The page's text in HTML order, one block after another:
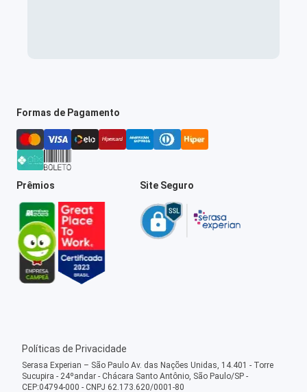
Formas de Pagamento
Prêmios Site Seguro
Políticas de Privacidade
Serasa Experian – São Paulo Av. das Nações Unidas, 14.401 - Torre
Sucupira - 24ºandar - Chácara Santo Antônio, São Paulo/SP -
CEP:04794-000 - CNPJ 62.173.620/0001-80